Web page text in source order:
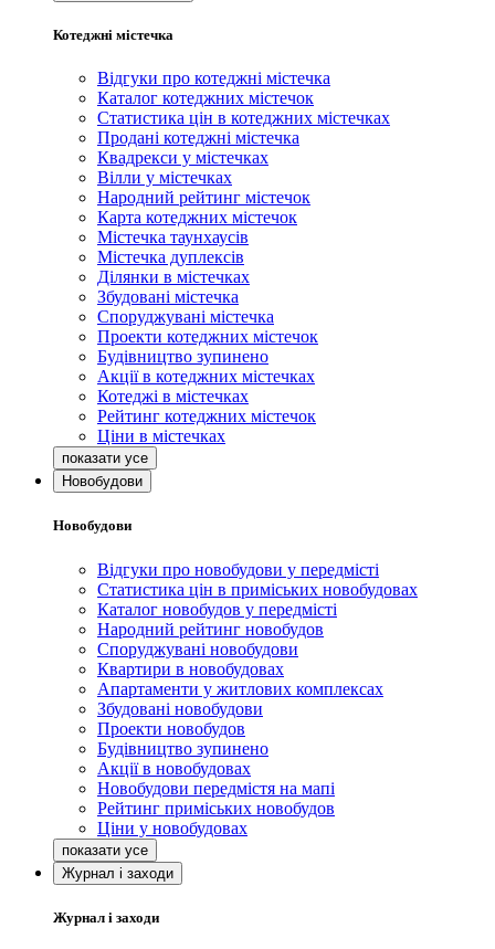
Котеджні містечка
Відгуки про котеджні містечка
Каталог котеджних містечок
Статистика цін в котеджних містечках
Продані котеджні містечка
Квадрекси у містечках
Вілли у містечках
Народний рейтинг містечок
Карта котеджних містечок
Містечка таунхаусів
Містечка дуплексів
Ділянки в містечках
Збудовані містечка
Споруджувані містечка
Проекти котеджних містечок
Будівництво зупинено
Акції в котеджних містечках
Котеджі в містечках
Рейтинг котеджних містечок
Ціни в містечках
Новобудови
Новобудови
Відгуки про новобудови у передмісті
Статистика цін в приміських новобудовах
Каталог новобудов у передмісті
Народний рейтинг новобудов
Споруджувані новобудови
Квартири в новобудовах
Апартаменти у житлових комплексах
Збудовані новобудови
Проекти новобудов
Будівництво зупинено
Акції в новобудовах
Новобудови передмістя на мапі
Рейтинг приміських новобудов
Ціни у новобудовах
Журнал і заходи
Журнал і заходи